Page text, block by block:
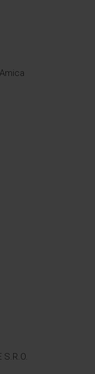
S.R.O.